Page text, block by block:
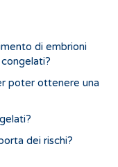
di embrioni
poter ottenere una
dei rischi?